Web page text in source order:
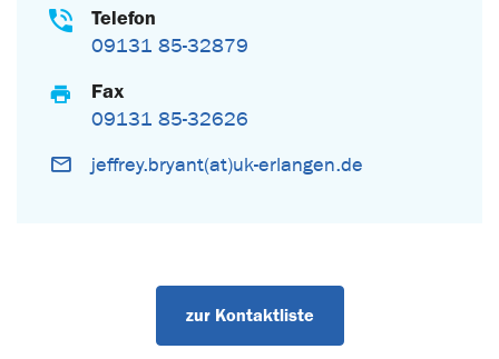
Telefon
09131 85-32879
Fax
09131 85-32626
jeffrey.bryant(at)uk-erlangen.de
zur Kontaktliste